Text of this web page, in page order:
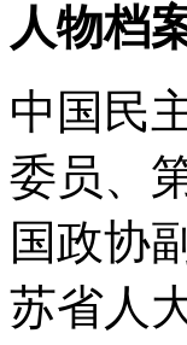
人物档
中国民
委员、
国政协
苏省人